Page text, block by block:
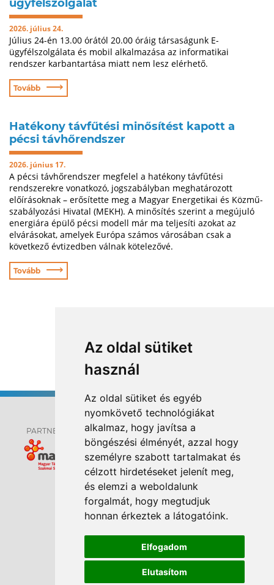
Az oldal sütiket
használ
Az oldal sütiket és egyéb
nyomkövető technológiákat
alkalmaz, hogy javítsa a
böngészési élményét, azzal hogy
személyre szabott tartalmakat és
célzott hirdetéseket jelenít meg,
és elemzi a weboldalunk
forgalmát, hogy megtudjuk
honnan érkeztek a látogatóink.
Elfogadom
Elutasítom
ügyfélszolgálat
2026. július 24.
Július 24-én 13.00 órától 20.00 óráig társaságunk E-
ügyfélszolgálata és mobil alkalmazása az informatikai
rendszer karbantartása miatt nem lesz elérhető.
Tovább ⟶
Hatékony távfűtési minősítést kapott a
pécsi távhőrendszer
2026. június 17.
A pécsi távhőrendszer megfelel a hatékony távfűtési
rendszerekre vonatkozó, jogszabályban meghatározott
előírásoknak – erősítette meg a Magyar Energetikai és Közmű-
szabályozási Hivatal (MEKH). A minősítés szerint a megújuló
energiára épülő pécsi modell már ma teljesíti azokat az
elvárásokat, amelyek Európa számos városában csak a
következő évtizedben válnak kötelezővé.
Tovább ⟶
PARTNEREK:
ELÉRHETŐSÉGEK
HÍREK
OLDALTÉRKÉP
IMPRESSZUM